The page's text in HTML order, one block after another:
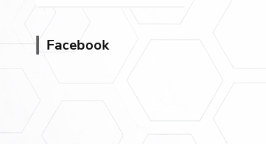
Facebook